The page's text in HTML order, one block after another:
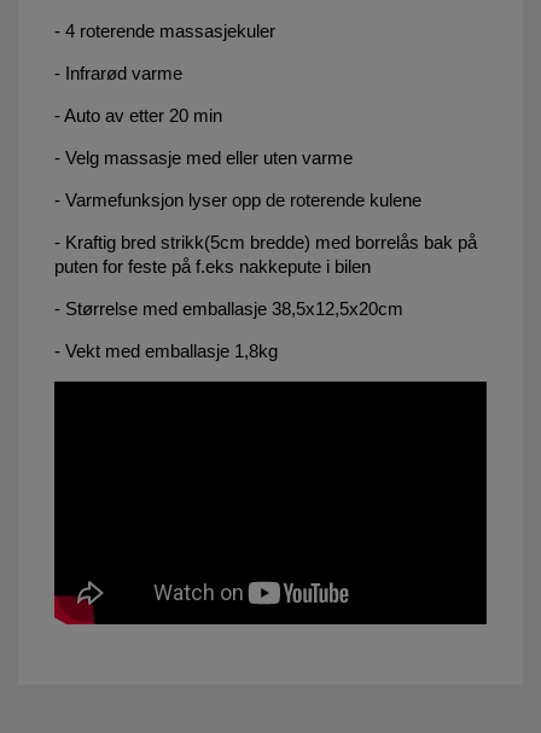
- 4 roterende massasjekuler
- Infrarød varme
- Auto av etter 20 min
- Velg massasje med eller uten varme
- Varmefunksjon lyser opp de roterende kulene
- Kraftig bred strikk(5cm bredde) med borrelås bak på
puten for feste på f.eks nakkepute i bilen
- Størrelse med emballasje 38,5x12,5x20cm
- Vekt med emballasje 1,8kg